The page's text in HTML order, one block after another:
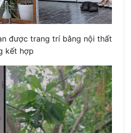
được trang trí bằng nội thất
kết hợp